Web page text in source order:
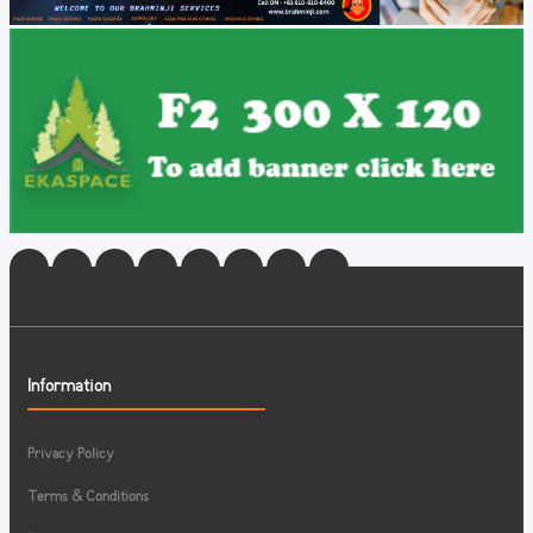
Information
Privacy Policy
Terms & Conditions